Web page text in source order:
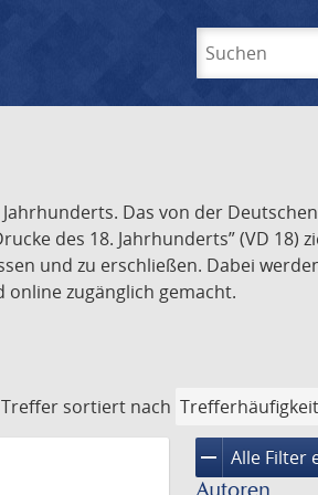
Das von der Deutschen
des 18. Jahrhunderts” (VD 18)
und zu erschließen. Dabei
zugänglich gemacht.
sortiert nach
remove Alle Filter